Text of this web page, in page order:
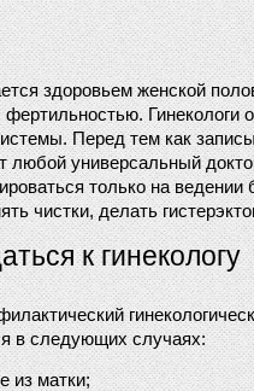
здоровьем женской
Гинекологи
Перед тем как
любой универсальный
только на
чистки, делать
к гинекологу
в следующих случаях:
из матки;